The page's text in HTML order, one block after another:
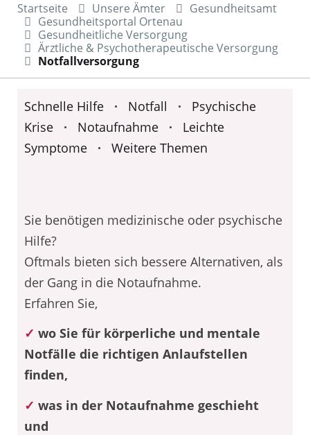
Startseite Unsere Ämter
Gesundheitsamt
Gesundheitsportal Ortenau
Gesundheitliche Versorgung
Ärztliche & Psychotherapeutische Versorgung
Notfallversorgung
Schnelle Hilfe · Notfall · Psychische
Krise
· Notaufnahme · Leichte
Symptome
· Weitere Themen
Sie benötigen medizinische oder psychische
Hilfe?
Oftmals bieten sich bessere Alternativen, als
der Gang in die Notaufnahme.
Erfahren Sie,
✓ wo Sie für körperliche und mentale
Notfälle die richtigen Anlaufstellen
finden,
✓ was in der Notaufnahme geschieht
und